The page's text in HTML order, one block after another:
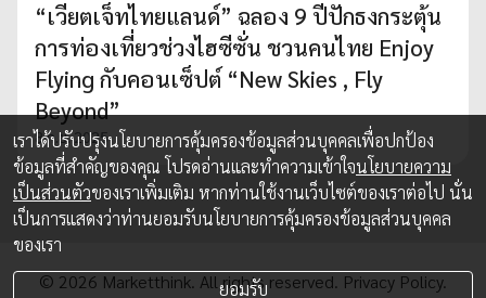
“เวียตเจ็ทไทยแลนด์” ฉลอง 9 ปีปักธงกระตุ้น
การท่องเที่ยวช่วงไฮซีซั่น ชวนคนไทย Enjoy
Flying กับคอนเซ็ปต์ “New Skies , Fly
Beyond”
8 ก.ย. 2025
© 2026 Marketthink. All rights reserved. Privacy Policy.
เราได้ปรับปรุงนโยบายการคุ้มครองข้อมูลส่วนบุคคลเพื่อปกป้อง
ข้อมูลที่สำคัญของคุณ โปรดอ่านและทำความเข้าใจนโยบายความ
เป็นส่วนตัวของเราเพิ่มเติม หากท่านใช้งานเว็บไซต์ของเราต่อไป นั่น
เป็นการแสดงว่าท่านยอมรับนโยบายการคุ้มครองข้อมูลส่วนบุคคล
ของเรา
ยอมรับ